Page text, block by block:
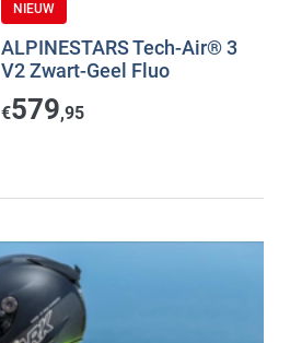
NIEUW
ALPINESTARS Tech-Air® 3
V2 Zwart-Geel Fluo
€579,95